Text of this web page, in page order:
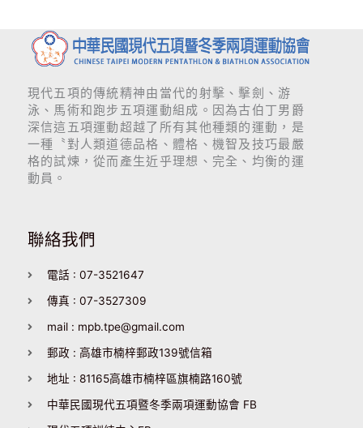
現代五項的傳統精神由當代的射擊、擊劍、游
泳、馬術和跑步五項運動組成。因為古伯丁男爵
深信這五項運動超越了所有其他種類的運動，是
一種〝對人類道德品格、體格、機智及技巧最嚴
格的試煉，從而產生近乎理想、完全、均衡的運
動員。
聯絡我們
電話 : 07-3521647
傳真 : 07-3527309
mail : mpb.tpe@gmail.com
郵政 : 高雄市楠梓郵政139號信箱
地址 : 81165高雄市楠梓區旗楠路160號
中華民國現代五項暨冬季兩項運動協會 FB